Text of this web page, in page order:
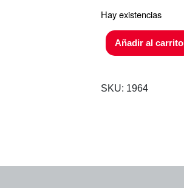
Hay existencias
Añadir al carrito
SKU: 1964